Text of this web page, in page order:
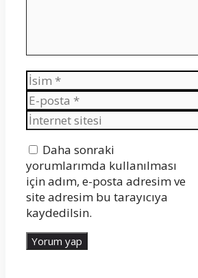
İsim
E-
posta
İnternet
sitesi
Daha sonraki
yorumlarımda kullanılması
için adım, e-posta adresim ve
site adresim bu tarayıcıya
kaydedilsin.